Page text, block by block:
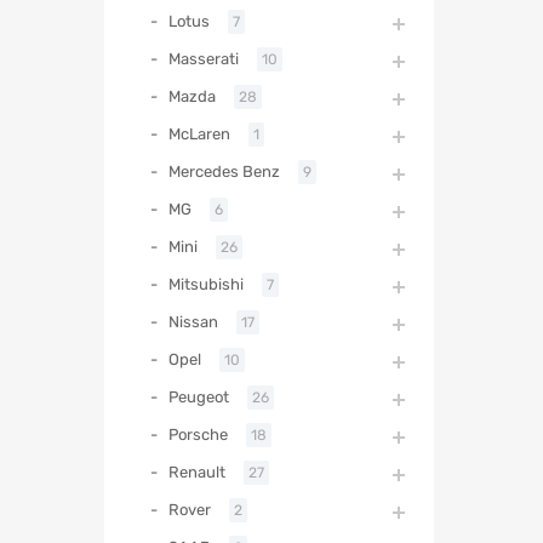
Lotus 7
Masserati 10
Mazda 28
McLaren 1
Mercedes Benz 9
MG 6
Mini 26
Mitsubishi 7
Nissan 17
Opel 10
Peugeot 26
Porsche 18
Renault 27
Rover 2